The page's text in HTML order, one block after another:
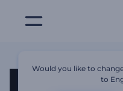
Would you like to
to